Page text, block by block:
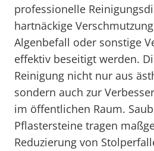
professionelle
hartnäckige
Algenbefall oder sonstige
effektiv beseitigt werden.
Reinigung nicht nur aus
sondern auch zur
im öffentlichen Raum.
Pflastersteine tragen
Reduzierung von